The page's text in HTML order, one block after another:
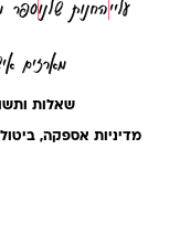
החנות שלנוספר
מארזים אישיים
שאלות
מדיניות אספקה, ביטולים